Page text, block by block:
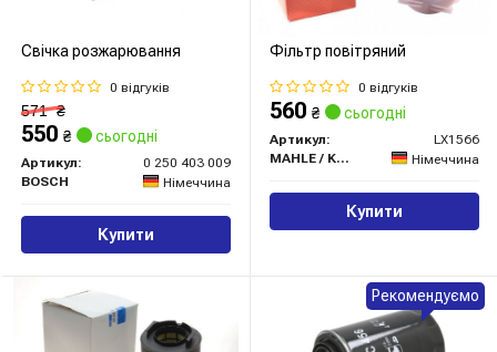
Свічка розжарювання
0 відгуків
571₴
550 ₴ сьогодні
Артикул:
0 250 403 009
BOSCH
Німеччина
Купити
Фільтр повітряний
0 відгуків
560 ₴ сьогодні
Артикул:
LX1566
MAHLE / KNECHT
Німеччина
Купити
Рекомендуємо